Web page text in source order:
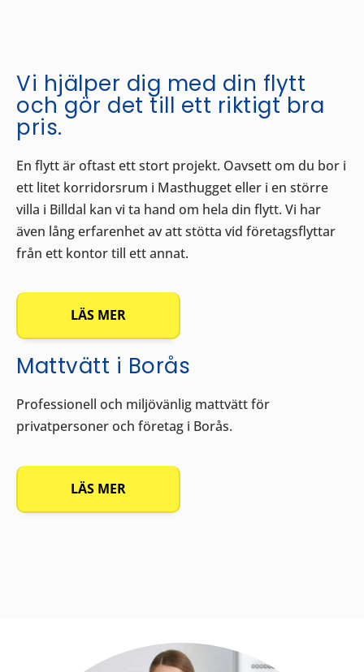
Vi hjälper dig med din flytt
och gör det till ett riktigt bra
pris.
En flytt är oftast ett stort projekt. Oavsett om du bor i
ett litet korridorsrum i Masthugget eller i en större
villa i Billdal kan vi ta hand om hela din flytt. Vi har
även lång erfarenhet av att stötta vid företagsflyttar
från ett kontor till ett annat.
LÄS MER
Mattvätt i Borås
Professionell och miljövänlig mattvätt för
privatpersoner och företag i Borås.
LÄS MER